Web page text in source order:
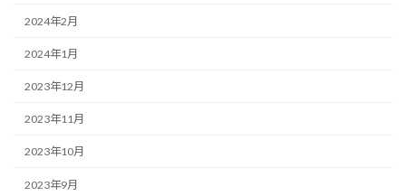
2024年2月
2024年1月
2023年12月
2023年11月
2023年10月
2023年9月